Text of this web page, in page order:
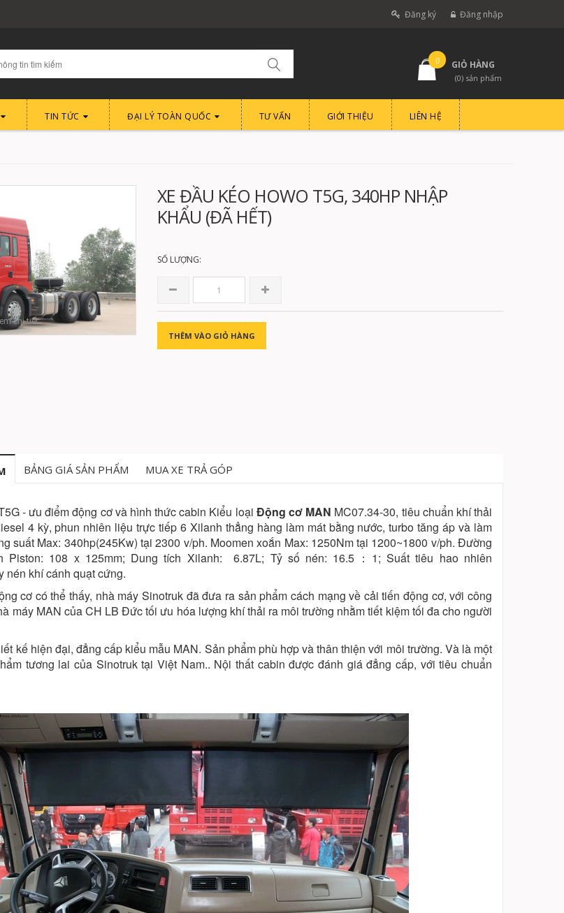
Đăng ký Đăng nhập
0 GIỎ HÀNG
(0) sản phẩm
TIN TỨC ĐẠI LÝ TOÀN QUỐC TƯ VẤN GIỚI THIỆU LIÊN HỆ
chi tiết
XE ĐẦU KÉO HOWO T5G, 340HP NHẬP
KHẨU (ĐÃ HẾT)
SỐ LƯỢNG:
THÊM VÀO GIỎ HÀNG
BẢNG GIÁ SẢN PHẨM MUA XE TRẢ GÓP
- ưu điểm động cơ và hình thức cabin Kiểu loại Động cơ MAN MC07.34-30, tiêu chuẩn khí thải
4 kỳ, phun nhiên liệu trực tiếp 6 Xilanh thẳng hàng làm mát bằng nước, turbo tăng áp và làm
suất Max: 340hp(245Kw) tại 2300 v/ph. Moomen xoắn Max: 1250Nm tại 1200~1800 v/ph. Đường
Piston: 108 x 125mm; Dung tích Xilanh: 6.87L; Tỷ số nén: 16.5：1; Suất tiêu hao nhiên
nén khí cánh quạt cứng.
cơ có thể thấy, nhà máy Sinotruk đã đưa ra sản phẩm cách mạng về cải tiến động cơ, với công
máy MAN của CH LB Đức tối ưu hóa lượng khí thải ra môi trường nhằm tiết kiệm tối đa cho người
kế hiện đại, đẳng cấp kiểu mẫu MAN. Sản phẩm phù hợp và thân thiện với môi trường. Và là một
tương lai của Sinotruk tại Việt Nam.. Nội thất cabin được đánh giá đẳng cấp, với tiêu chuẩn